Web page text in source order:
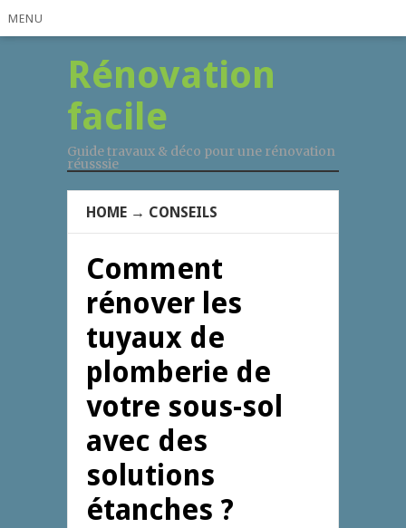
MENU
Rénovation
facile
Guide travaux & déco pour une rénovation
réusssie
HOME → CONSEILS
Comment
rénover les
tuyaux de
plomberie de
votre sous-sol
avec des
solutions
étanches ?